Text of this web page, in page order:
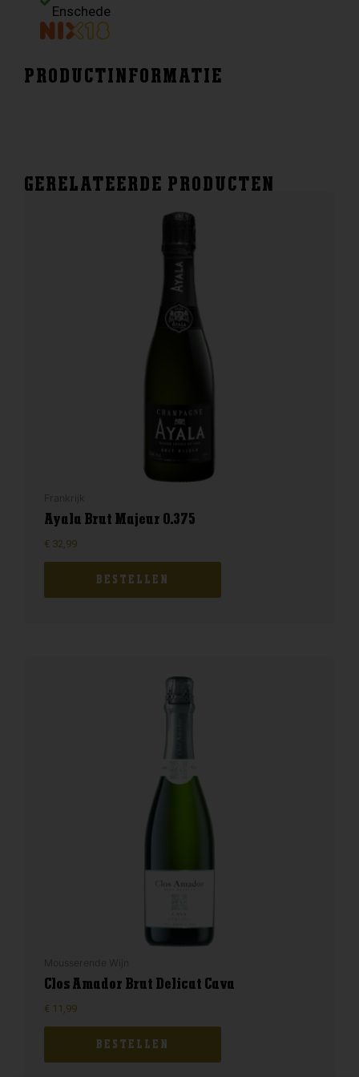
aantalEnschede
PRODUCTINFORMATIE
GERELATEERDE PRODUCTEN
Ayala Brut Majeur 0.375
€ 32,99
BESTELLEN
Clos Amador Brut Delicat Cava
€ 11,99
BESTELLEN